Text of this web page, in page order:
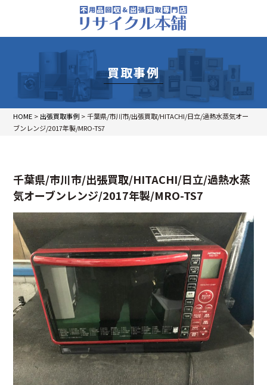
買取事例
HOME > 出張買取事例 >千葉県/市川市/出張買取/HITACHI/日立/過熱水蒸気オー
ブンレンジ/2017年製/MRO-TS7
千葉県/市川市/出張買取/HITACHI/日立/過熱水蒸
気オーブンレンジ/2017年製/MRO-TS7